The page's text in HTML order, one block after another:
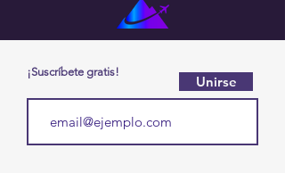
¡Suscríbete gratis!
Unirse